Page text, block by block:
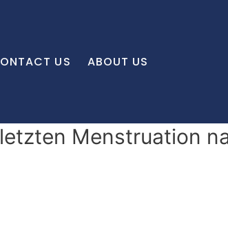
US ABOUT US
Menstruation